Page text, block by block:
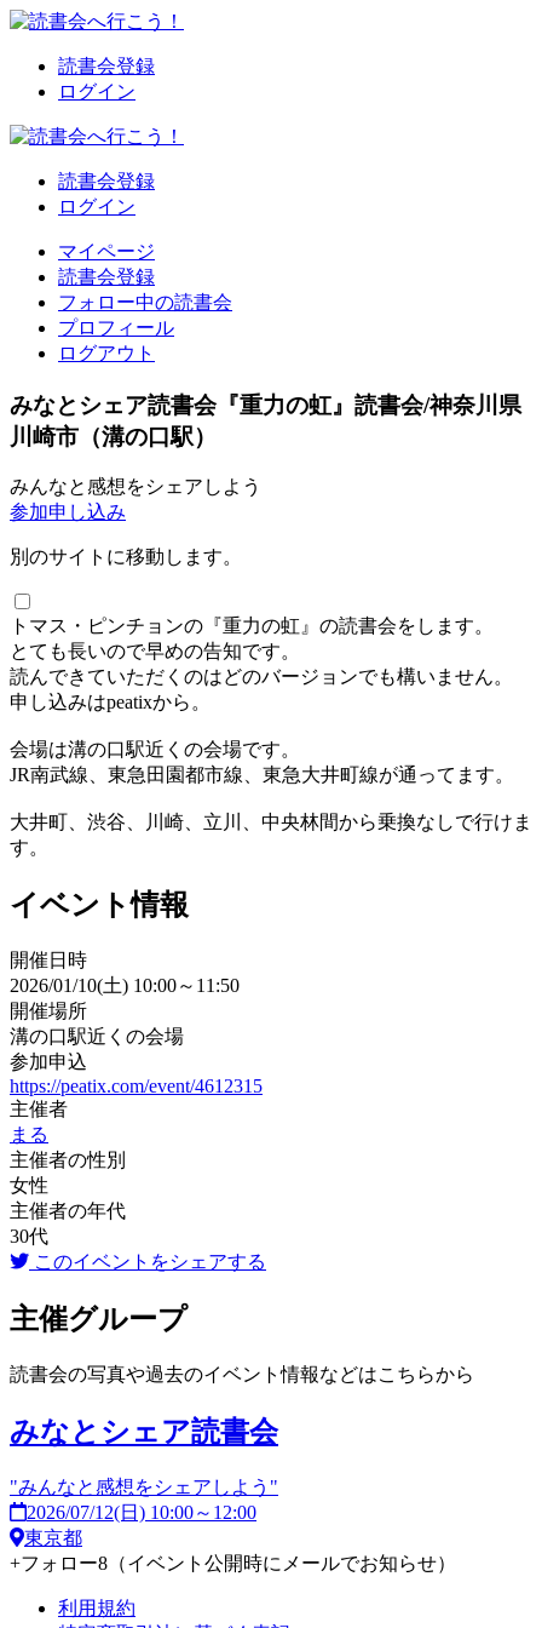
読書会登録
ログイン
読書会登録
ログイン
マイページ
読書会登録
フォロー中の読書会
プロフィール
ログアウト
みなとシェア読書会『重力の虹』読書会/神奈川県
川崎市（溝の口駅）
みんなと感想をシェアしよう
参加申し込み
別のサイトに移動します。
トマス・ピンチョンの『重力の虹』の読書会をします。
とても長いので早めの告知です。
読んできていただくのはどのバージョンでも構いません。
申し込みはpeatixから。
会場は溝の口駅近くの会場です。
JR南武線、東急田園都市線、東急大井町線が通ってます。
大井町、渋谷、川崎、立川、中央林間から乗換なしで行けま
す。
イベント情報
開催日時
2026/01/10(土) 10:00～11:50
開催場所
溝の口駅近くの会場
参加申込
https://peatix.com/event/4612315
主催者
まる
主催者の性別
女性
主催者の年代
30代
このイベントをシェアする
主催グループ
読書会の写真や過去のイベント情報などはこちらから
みなとシェア読書会
"みんなと感想をシェアしよう"
2026/07/12(日) 10:00～12:00
東京都
+フォロー8 （イベント公開時にメールでお知らせ）
利用規約